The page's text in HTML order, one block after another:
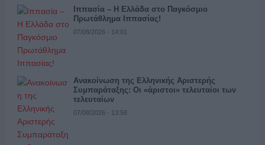
Ιππασία – Η Ελλάδα στο Παγκόσμιο
Πρωτάθλημα Ιππασίας!
07/08/2026 - 14:01
Ανακοίνωση της Ελληνικής Αριστερής
Συμπαράταξης: Οι «άριστοι» τελευταίοι των
τελευταίων
07/08/2026 - 13:58